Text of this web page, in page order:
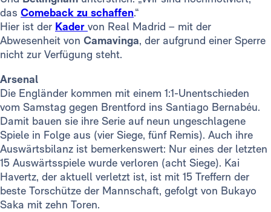
das Comeback zu schaffen.“
Hier ist der Kader von Real Madrid – mit der
Abwesenheit von Camavinga, der aufgrund einer Sperre
nicht zur Verfügung steht.
Arsenal
Die Engländer kommen mit einem 1:1-Unentschieden
vom Samstag gegen Brentford ins Santiago Bernabéu.
Damit bauen sie ihre Serie auf neun ungeschlagene
Spiele in Folge aus (vier Siege, fünf Remis). Auch ihre
Auswärtsbilanz ist bemerkenswert: Nur eines der letzten
15 Auswärtsspiele wurde verloren (acht Siege). Kai
Havertz, der aktuell verletzt ist, ist mit 15 Treffern der
beste Torschütze der Mannschaft, gefolgt von Bukayo
Saka mit zehn Toren.